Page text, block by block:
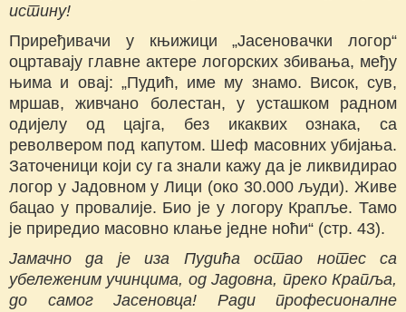
истину!
Приређивачи у књижици „Јасеновачки логор“
оцртавају главне актере логорских збивања, међу
њима и овај: „Пудић, име му знамо. Висок, сув,
мршав, живчано болестан, у усташком радном
одијелу од цајга, без икаквих ознака, са
револвером под капутом. Шеф масовних убијања.
Заточеници који су га знали кажу да је ликвидирао
логор у Јадовном у Лици (око 30.000 људи). Живе
бацао у провалије. Био је у логору Крапље. Тамо
је приредио масовно клање једне ноћи“ (стр. 43).
Јамачно да је иза Пудића остао нотес са
убележеним учинцима, од Јадовна, преко Крапља,
до самог Јасеновца! Ради професионалне